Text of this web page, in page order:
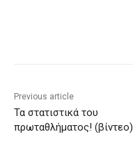
Previous article
Τα στατιστικά του
πρωταθλήματος! (βίντεο)